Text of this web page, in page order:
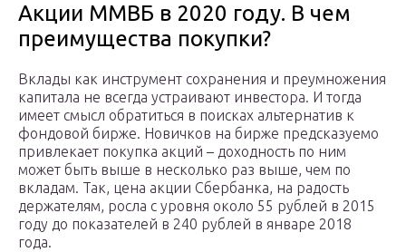
Акции ММВБ в 2020 году. В чем
преимущества покупки?
Вклады как инструмент сохранения и преумножения
капитала не всегда устраивают инвестора. И тогда
имеет смысл обратиться в поисках альтернатив к
фондовой бирже. Новичков на бирже предсказуемо
привлекает покупка акций – доходность по ним
может быть выше в несколько раз выше, чем по
вкладам. Так, цена акции Сбербанка, на радость
держателям, росла с уровня около 55 рублей в 2015
году до показателей в 240 рублей в январе 2018
года.